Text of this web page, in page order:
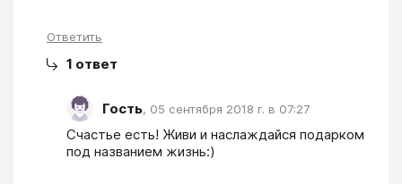
Ответить
1 ответ
Гость, 05 сентября 2018 г. в 07:27
Счастье есть! Живи и наслаждайся подарком
под названием жизнь:)